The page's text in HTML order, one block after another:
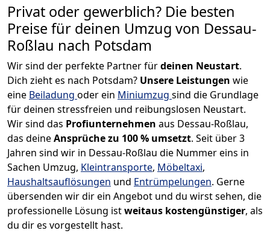
Privat oder gewerblich? Die besten
Preise für deinen Umzug von Dessau-
Roßlau nach Potsdam
Wir sind der perfekte Partner fürdeinen Neustart.
Dich zieht es nach Potsdam? Unsere Leistungen wie
eine Beiladung oder ein Miniumzug sind die Grundlage
für deinen stressfreien und reibungslosen Neustart.
Wir sind das Profiunternehmen aus Dessau-Roßlau,
das deineAnsprüche zu 100 % umsetzt. Seit über 3
Jahren sind wir in Dessau-Roßlau die Nummer eins in
Sachen Umzug, Kleintransporte, Möbeltaxi,
Haushaltsauflösungen und Entrümpelungen. Gerne
übersenden wir dir ein Angebot und du wirst sehen, die
professionelle Lösung istweitaus kostengünstiger, als
du dir es vorgestellt hast.